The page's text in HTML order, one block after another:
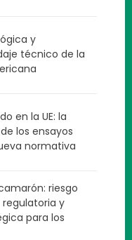
y
técnico de la
en la UE: la
los ensayos
normativa
riesgo
y
para los